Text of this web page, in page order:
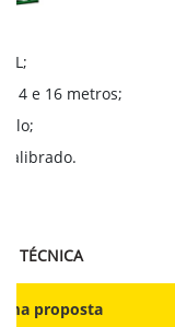
L;
14 e 16 metros;
TÉCNICA
proposta